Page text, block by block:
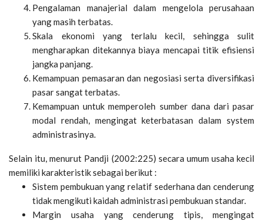
Pengalaman manajerial dalam mengelola perusahaan
yang masih terbatas.
Skala ekonomi yang terlalu kecil, sehingga sulit
mengharapkan ditekannya biaya mencapai titik efisiensi
jangka panjang.
Kemampuan pemasaran dan negosiasi serta diversifikasi
pasar sangat terbatas.
Kemampuan untuk memperoleh sumber dana dari pasar
modal rendah, mengingat keterbatasan dalam system
administrasinya.
Selain itu, menurut Pandji (2002:225) secara umum usaha kecil
memiliki karakteristik sebagai berikut :
Sistem pembukuan yang relatif sederhana dan cenderung
tidak mengikuti kaidah administrasi pembukuan standar.
Margin usaha yang cenderung tipis, mengingat